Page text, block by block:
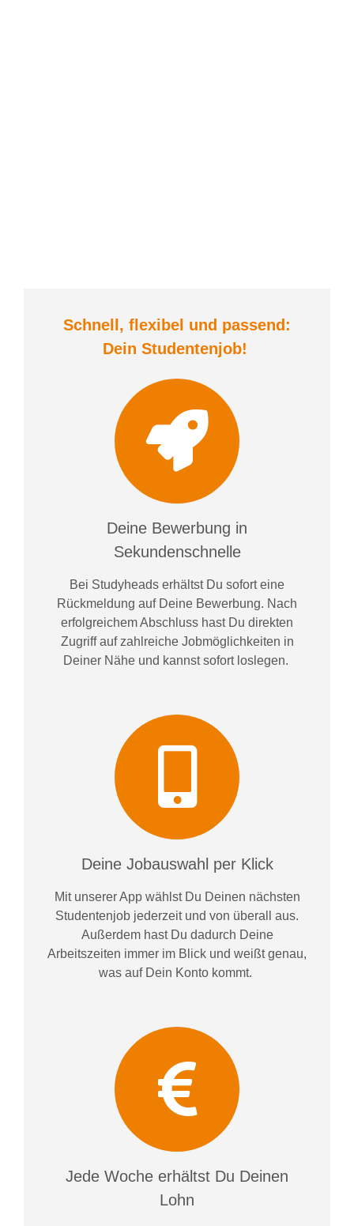
Schnell, flexibel und passend:
Dein Studentenjob!
Deine Bewerbung in
Sekundenschnelle
Bei Studyheads erhältst Du sofort eine
Rückmeldung auf Deine Bewerbung. Nach
erfolgreichem Abschluss hast Du direkten
Zugriff auf zahlreiche Jobmöglichkeiten in
Deiner Nähe und kannst sofort loslegen.
Deine Jobauswahl per Klick
Mit unserer App wählst Du Deinen nächsten
Studentenjob jederzeit und von überall aus.
Außerdem hast Du dadurch Deine
Arbeitszeiten immer im Blick und weißtgenau,
was auf Dein Konto kommt.
Jede Woche erhältst Du Deinen
Lohn